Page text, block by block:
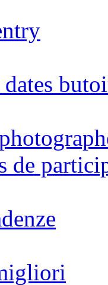
dates
de